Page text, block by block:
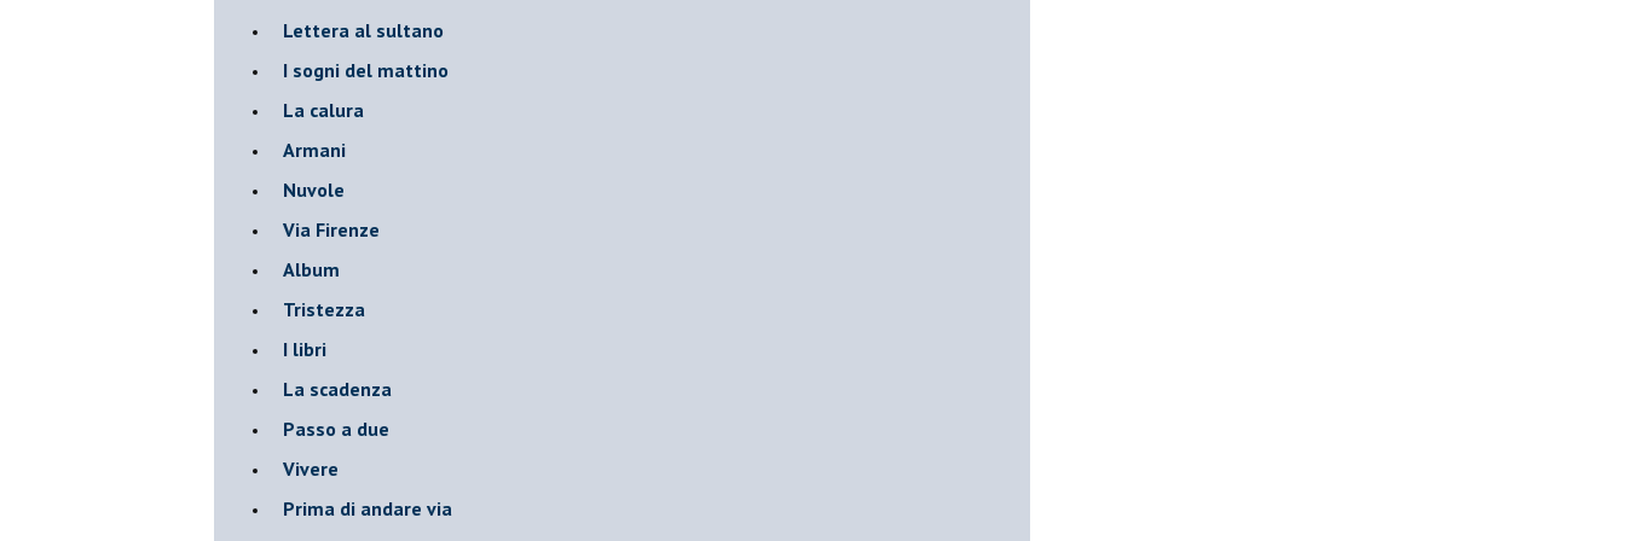
Lettera al sultano
I sogni del mattino
La calura
Armani
Nuvole
Via Firenze
Album
Tristezza
I libri
La scadenza
Passo a due
Vivere
Prima di andare via